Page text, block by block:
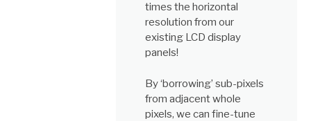
times the horizontal
resolution from our
existing LCD display
panels!
By ‘borrowing’ sub-pixels
from adjacent whole
pixels, we can fine-tune